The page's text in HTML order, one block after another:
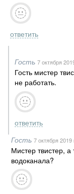
ответить
Гость 7 октября
Гость мистер
не работать.
ответить
Гость 7 октября 2019
Мистер твистер,
водоканала?